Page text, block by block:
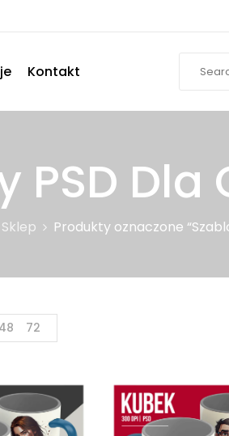
Kontakt
PSD Dla
Sklep Produkty oznaczone
48 72